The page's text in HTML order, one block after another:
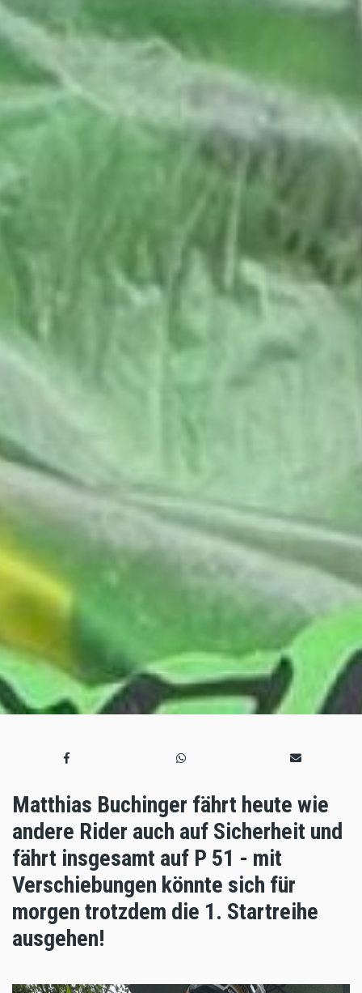
Matthias Buchinger fährt heute wie
andere Rider auch auf Sicherheit und
fährt insgesamt auf P 51 - mit
Verschiebungen könnte sich für
morgen trotzdem die 1. Startreihe
ausgehen!